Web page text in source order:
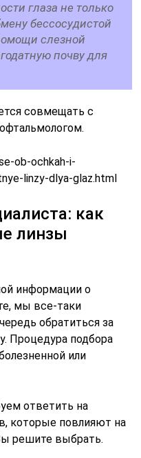
глаза не только
бессосудистой
слезной
почву для
совмещать с
ob-ochkah-i-
linzy-dlya-glaz.html
как
линзы
информации о
мы все-таки
обратиться за
Процедура подбора
или
ответить на
которые повлияют на
решите выбрать.